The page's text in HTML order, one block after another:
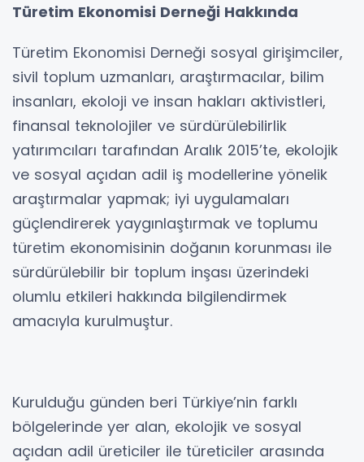
Türetim Ekonomisi Derneği Hakkında
Türetim Ekonomisi Derneği sosyal girişimciler,
sivil toplum uzmanları, araştırmacılar, bilim
insanları, ekoloji ve insan hakları aktivistleri,
finansal teknolojiler ve sürdürülebilirlik
yatırımcıları tarafından Aralık 2015’te, ekolojik
ve sosyal açıdan adil iş modellerine yönelik
araştırmalar yapmak; iyi uygulamaları
güçlendirerek yaygınlaştırmak ve toplumu
türetim ekonomisinin doğanın korunması ile
sürdürülebilir bir toplum inşası üzerindeki
olumlu etkileri hakkında bilgilendirmek
amacıyla kurulmuştur.
Kurulduğu günden beri Türkiye’nin farklı
bölgelerinde yer alan, ekolojik ve sosyal
açıdan adil üreticiler ile türeticiler arasında